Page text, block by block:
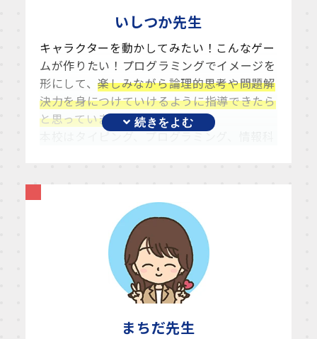
いしつか先生
キャラクターを動かしてみたい！こんなゲー
ムが作りたい！プログラミングでイメージを
形にして、楽しみながら論理的思考や問題解
決力を身につけていけるように指導できたら
と思っています。
タイピング、プログラミング、情報科
す。
学校でのIT教育に困らないよう、将来の
選択肢が豊かになるように全力でサポートさ
せていただきます！
まちだ先生